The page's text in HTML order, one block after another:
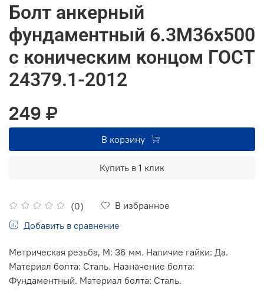
Болт анкерный
фундаментный 6.3М36х500
с коническим концом ГОСТ
24379.1-2012
(0)
В избранное
Добавить в сравнение
249 ₽
В корзину
Купить в 1 клик
Метрическая резьба, М: 36 мм. Наличие гайки: Да.
Материал болта: Сталь. Назначение болта:
Фундаментный. Материал болта: Сталь.